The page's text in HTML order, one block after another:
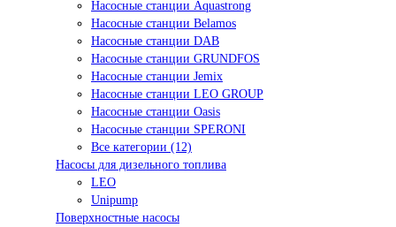
Насосные станции Aquastrong
Насосные станции Belamos
Насосные станции DAB
Насосные станции GRUNDFOS
Насосные станции Jemix
Насосные станции LEO GROUP
Насосные станции Oasis
Насосные станции SPERONI
Все категории (12)
Насосы для дизельного топлива
LEO
Unipump
Поверхностные насосы